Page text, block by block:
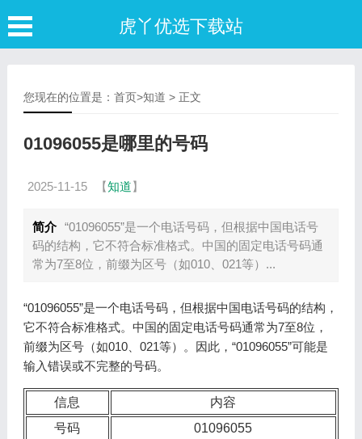
虎丫优选下载站
您现在的位置是： 首页>知道 > 正文
01096055是哪里的号码
2025-11-15 【知道】
简介 “01096055”是一个电话号码，但根据中国电话号
码的结构，它不符合标准格式。中国的固定电话号码通
常为7至8位，前缀为区号（如010、021等）...
“01096055”是一个电话号码，但根据中国电话号码的结构，
它不符合标准格式。中国的固定电话号码通常为7至8位，
前缀为区号（如010、021等）。因此，“01096055”可能是
输入错误或不完整的号码。
信息
内容
号码
01096055